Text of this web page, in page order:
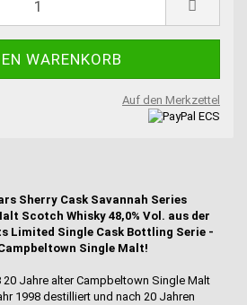
Auf den Merkzettel
Sherry Cask Savannah Series
Scotch Whisky 48,0% Vol. aus der
Limited Single Cask Bottling Serie -
Single Malt!
20 Jahre alter Campbeltown Single Malt
1998 destilliert und nach 20 Jahren